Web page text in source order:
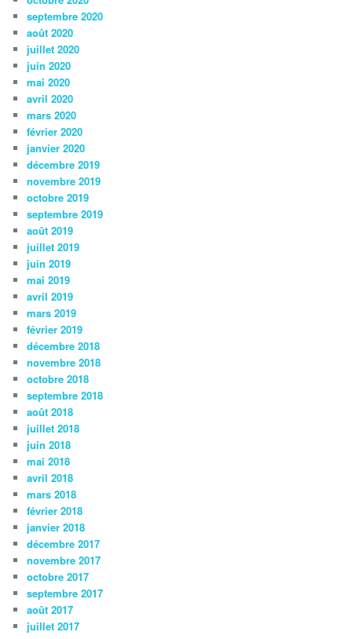
septembre 2020
août 2020
juillet 2020
juin 2020
mai 2020
avril 2020
mars 2020
février 2020
janvier 2020
décembre 2019
novembre 2019
octobre 2019
septembre 2019
août 2019
juillet 2019
juin 2019
mai 2019
avril 2019
mars 2019
février 2019
décembre 2018
novembre 2018
octobre 2018
septembre 2018
août 2018
juillet 2018
juin 2018
mai 2018
avril 2018
mars 2018
février 2018
janvier 2018
décembre 2017
novembre 2017
octobre 2017
septembre 2017
août 2017
juillet 2017